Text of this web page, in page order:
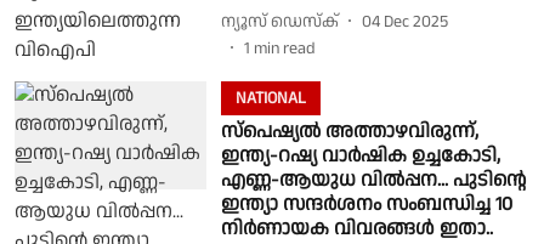
ന്യൂസ് ഡെസ്ക്
04 Dec 2025
1 min read
NATIONAL
സ്പെഷ്യൽ അത്താഴവിരുന്ന്,
ഇന്ത്യ-റഷ്യ വാർഷിക ഉച്ചകോടി,
എണ്ണ-ആയുധ വിൽപ്പന... പുടിൻ്റെ
ഇന്ത്യാ സന്ദർശനം സംബന്ധിച്ച 10
നിർണായക വിവരങ്ങൾ ഇതാ..